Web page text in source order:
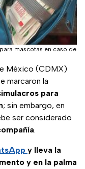
mascotas en caso de
México (CDMX)
marcaron la
para
; sin embargo, en
ser considerado
.
y lleva la
y en la palma